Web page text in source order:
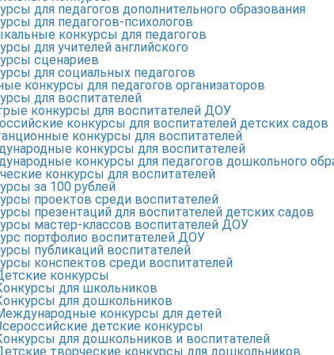
для педагогов дополнительного образования
для педагогов-психологов
конкурсы для педагогов
для учителей английского
сценариев
для социальных педагогов
конкурсы для педагогов организаторов
для воспитателей
конкурсы для воспитателей ДОУ
конкурсы для воспитателей детских садов
конкурсы для воспитателей
конкурсы для воспитателей
конкурсы для педагогов дошкольного
конкурсы для воспитателей
за 100 рублей
проектов среди воспитателей
презентаций для воспитателей детских садов
мастер-классов воспитателей ДОУ
портфолио воспитателей ДОУ
публикаций воспитателей
конспектов среди воспитателей
конкурсы
для школьников
для дошкольников
конкурсы для детей
детские конкурсы
для дошкольников и воспитателей
творческие конкурсы для дошкольников